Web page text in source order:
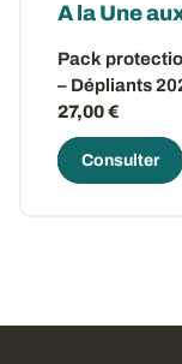
A la Une
Pack
– Dépliants
27,00 €
Consulter